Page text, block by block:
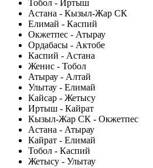
Тобол - Иртыш
Астана - Кызыл-Жар СК
Елимай - Каспий
Окжетпес - Атырау
Ордабасы - Актобе
Каспий - Астана
Женис - Тобол
Атырау - Алтай
Улытау - Елимай
Кайсар - Жетысу
Иртыш - Кайрат
Кызыл-Жар СК - Окжетпес
Астана - Атырау
Кайрат - Елимай
Тобол - Каспий
Жетысу - Улытау